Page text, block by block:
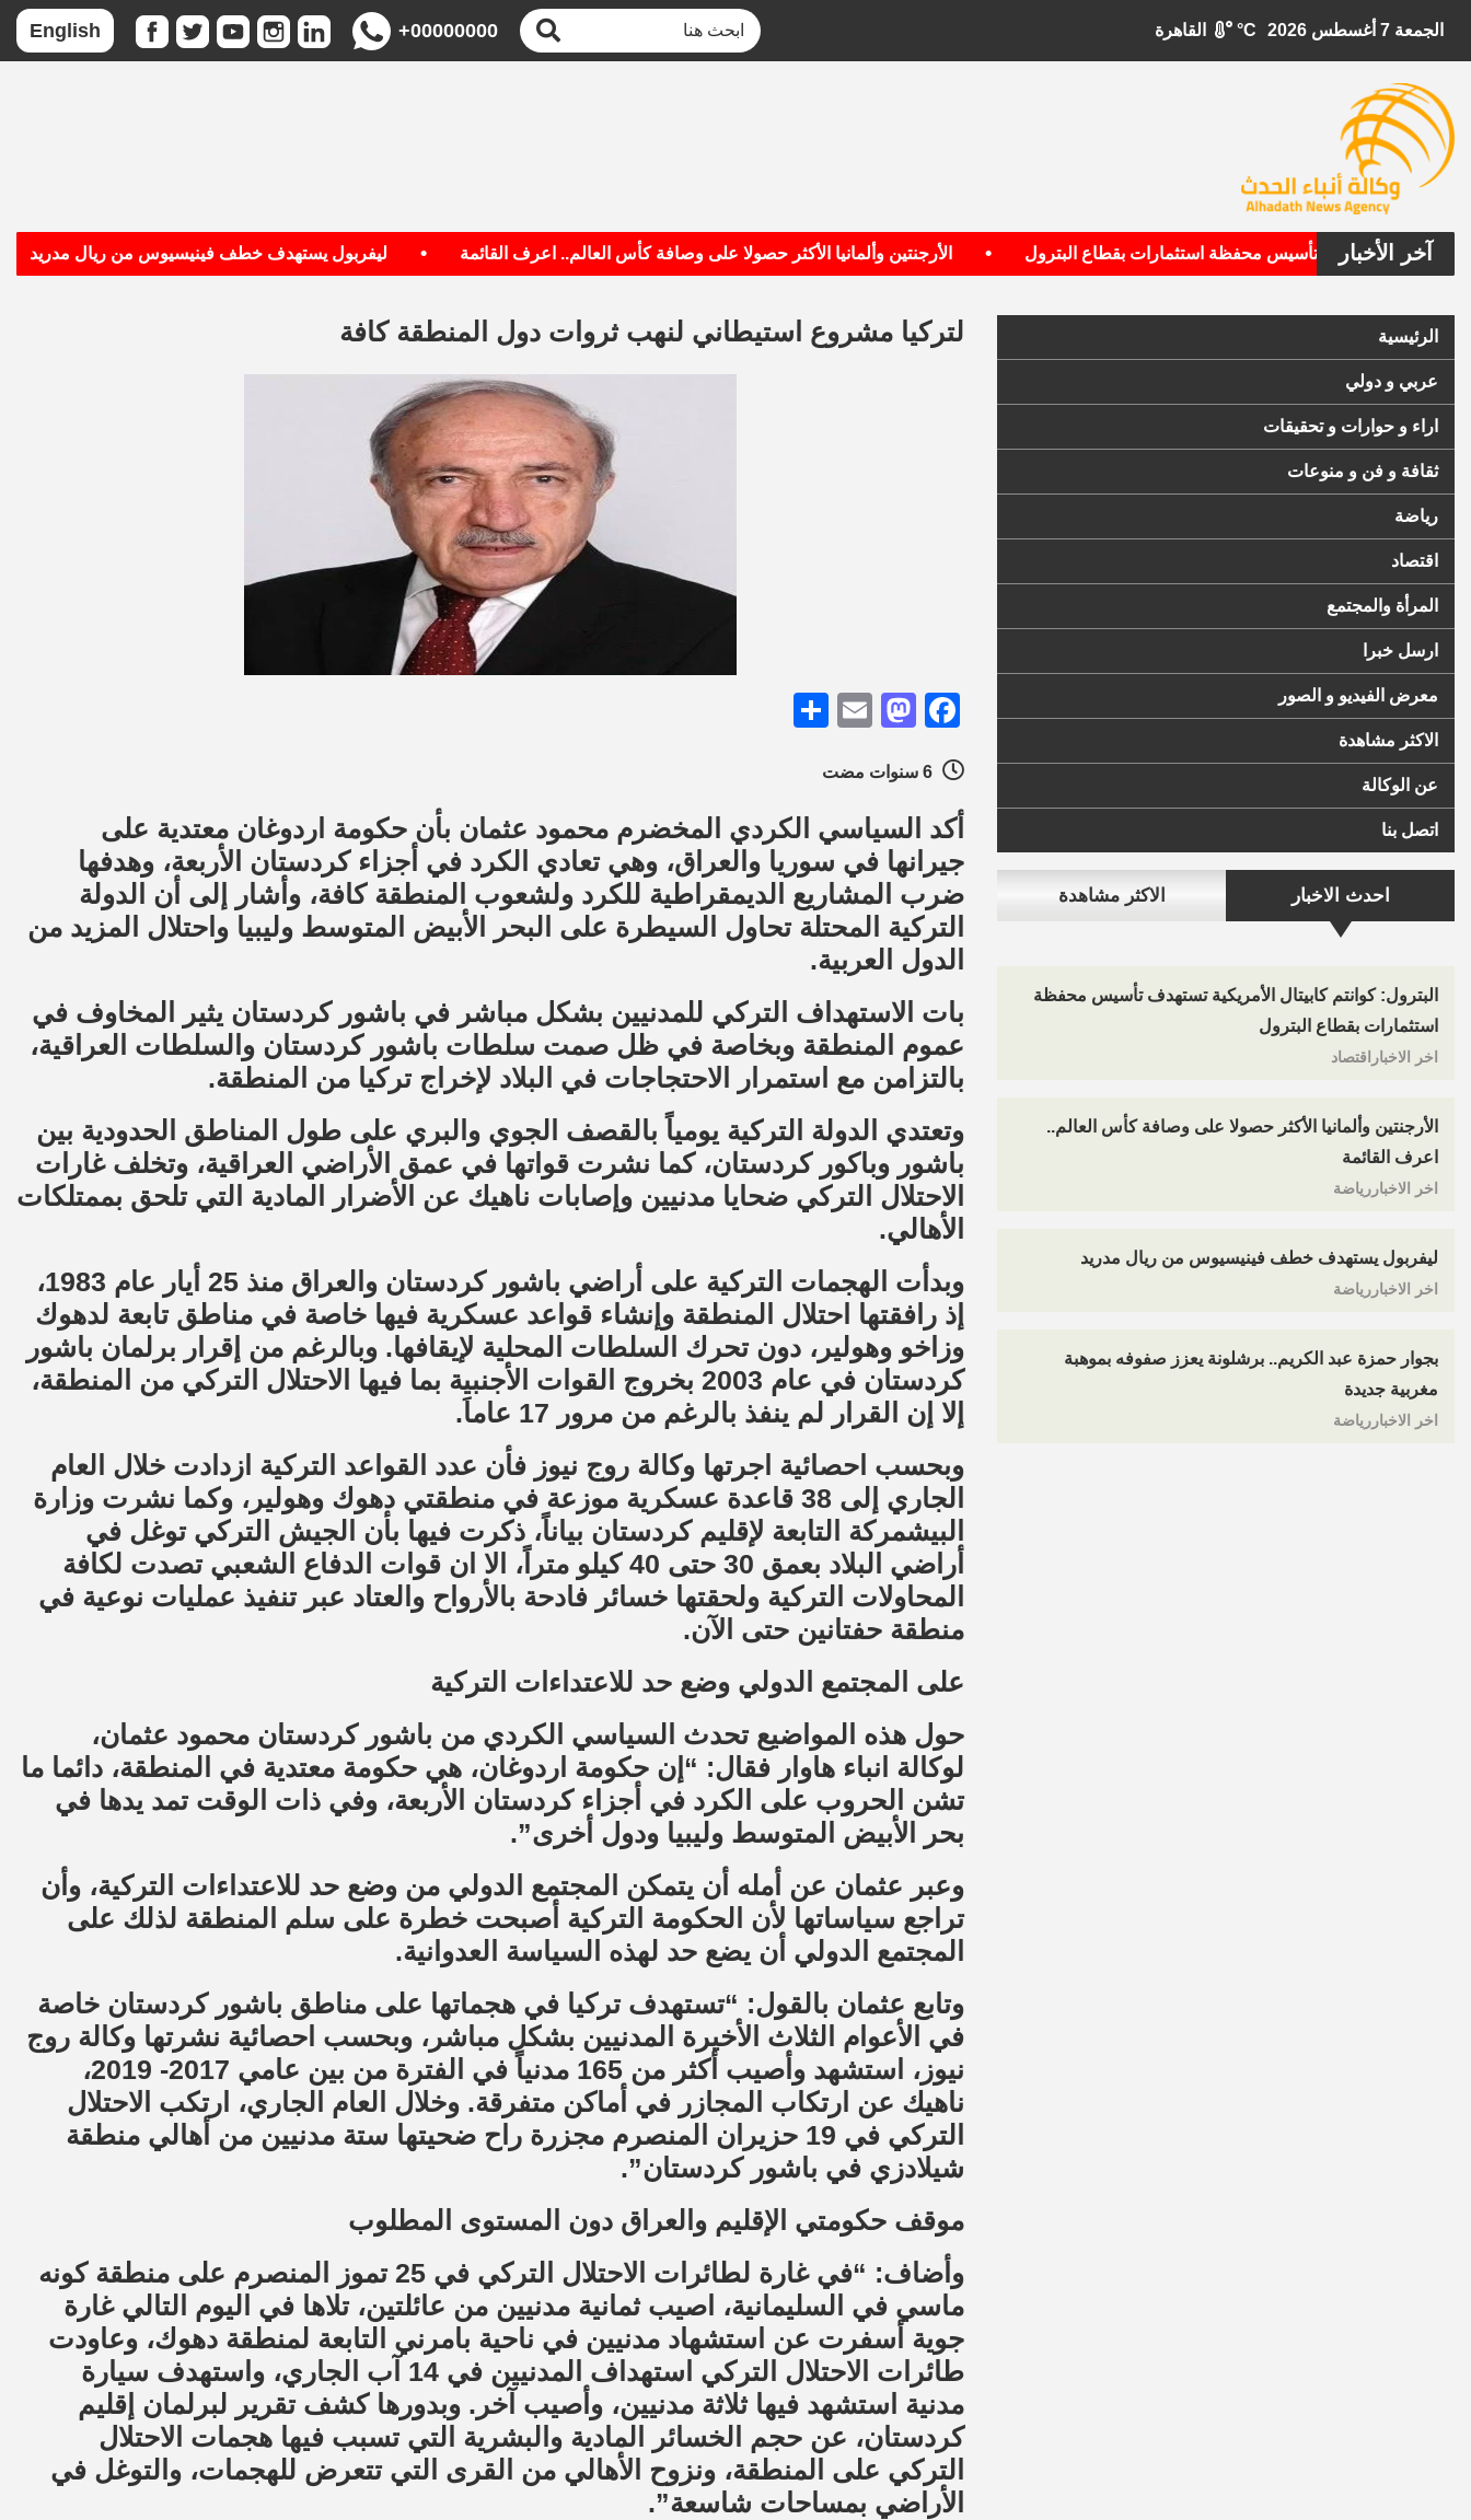
الجمعة 7 أغسطس 2026 °C
+00000000
English
آخر الأخبار
تستهدف تأسيس محفظة استثمارات بقطاع البترول • الأرجنتين وألمانيا الأكثر حصولا على وصافة كأس العالم.. اعرف القائمة • ليفربول يستهدف خطف فينيسيوس من ريال مدريد •
الرئيسية
عربي و دولي
اراء و حوارات و تحقيقات
ثقافة و فن و منوعات
رياضة
اقتصاد
المرأة والمجتمع
ارسل خبرا
معرض الفيديو و الصور
الاكثر مشاهدة
عن الوكالة
اتصل بنا
احدث الاخبار الاكثر مشاهدة
البترول: كوانتم كابيتال الأمريكية تستهدف تأسيس محفظة
استثمارات بقطاع البترول
اخر الاخباراقتصاد
الأرجنتين وألمانيا الأكثر حصولا على وصافة كأس العالم..
اعرف القائمة
اخر الاخباررياضة
ليفربول يستهدف خطف فينيسيوس من ريال مدريد
اخر الاخباررياضة
بجوار حمزة عبد الكريم.. برشلونة يعزز صفوفه بموهبة
مغربية جديدة
اخر الاخباررياضة
لتركيا مشروع استيطاني لنهب ثروات دول المنطقة كافة
Facebook
Mastodon
Email
أكد السياسي الكردي المخضرم محمود عثمان بأن حكومة اردوغان معتدية على
جيرانها في سوريا والعراق، وهي تعادي الكرد في أجزاء كردستان الأربعة، وهدفها
ضرب المشاريع الديمقراطية للكرد ولشعوب المنطقة كافة، وأشار إلى أن الدولة
التركية المحتلة تحاول السيطرة على البحر الأبيض المتوسط وليبيا واحتلال المزيد من
الدول العربية.
بات الاستهداف التركي للمدنيين بشكل مباشر في باشور كردستان يثير المخاوف في
عموم المنطقة وبخاصة في ظل صمت سلطات باشور كردستان والسلطات العراقية،
بالتزامن مع استمرار الاحتجاجات في البلاد لإخراج تركيا من المنطقة.
وتعتدي الدولة التركية يومياً بالقصف الجوي والبري على طول المناطق الحدودية بين
باشور وباكور كردستان، كما نشرت قواتها في عمق الأراضي العراقية، وتخلف غارات
الاحتلال التركي ضحايا مدنيين وإصابات ناهيك عن الأضرار المادية التي تلحق بممتلكات
الأهالي.
وبدأت الهجمات التركية على أراضي باشور كردستان والعراق منذ 25 أيار عام 1983،
إذ رافقتها احتلال المنطقة وإنشاء قواعد عسكرية فيها خاصة في مناطق تابعة لدهوك
وزاخو وهولير، دون تحرك السلطات المحلية لإيقافها. وبالرغم من إقرار برلمان باشور
كردستان في عام 2003 بخروج القوات الأجنبية بما فيها الاحتلال التركي من المنطقة،
إلا إن القرار لم ينفذ بالرغم من مرور 17 عاماَ.
وبحسب احصائية اجرتها وكالة روج نيوز فأن عدد القواعد التركية ازدادت خلال العام
الجاري إلى 38 قاعدة عسكرية موزعة في منطقتي دهوك وهولير، وكما نشرت وزارة
البيشمركة التابعة لإقليم كردستان بياناً، ذكرت فيها بأن الجيش التركي توغل في
أراضي البلاد بعمق 30 حتى 40 كيلو متراً، الا ان قوات الدفاع الشعبي تصدت لكافة
المحاولات التركية ولحقتها خسائر فادحة بالأرواح والعتاد عبر تنفيذ عمليات نوعية في
منطقة حفتانين حتى الآن.
على المجتمع الدولي وضع حد للاعتداءات التركية
حول هذه المواضيع تحدث السياسي الكردي من باشور كردستان محمود عثمان،
لوكالة انباء هاوار فقال: “إن حكومة اردوغان، هي حكومة معتدية في المنطقة، دائما ما
تشن الحروب على الكرد في أجزاء كردستان الأربعة، وفي ذات الوقت تمد يدها في
بحر الأبيض المتوسط وليبيا ودول أخرى”.
وعبر عثمان عن أمله أن يتمكن المجتمع الدولي من وضع حد للاعتداءات التركية، وأن
تراجع سياساتها لأن الحكومة التركية أصبحت خطرة على سلم المنطقة لذلك على
المجتمع الدولي أن يضع حد لهذه السياسة العدوانية.
وتابع عثمان بالقول: “تستهدف تركيا في هجماتها على مناطق باشور كردستان خاصة
في الأعوام الثلاث الأخيرة المدنيين بشكل مباشر، وبحسب احصائية نشرتها وكالة روج
نيوز، استشهد وأصيب أكثر من 165 مدنياً في الفترة من بين عامي 2017- 2019،
ناهيك عن ارتكاب المجازر في أماكن متفرقة. وخلال العام الجاري، ارتكب الاحتلال
التركي في 19 حزيران المنصرم مجزرة راح ضحيتها ستة مدنيين من أهالي منطقة
شيلادزي في باشور كردستان”.
موقف حكومتي الإقليم والعراق دون المستوى المطلوب
وأضاف: “في غارة لطائرات الاحتلال التركي في 25 تموز المنصرم على منطقة كونه
ماسي في السليمانية، اصيب ثمانية مدنيين من عائلتين، تلاها في اليوم التالي غارة
جوية أسفرت عن استشهاد مدنيين في ناحية بامرني التابعة لمنطقة دهوك، وعاودت
طائرات الاحتلال التركي استهداف المدنيين في 14 آب الجاري، واستهدف سيارة
مدنية استشهد فيها ثلاثة مدنيين، وأصيب آخر. وبدورها كشف تقرير لبرلمان إقليم
كردستان، عن حجم الخسائر المادية والبشرية التي تسبب فيها هجمات الاحتلال
التركي على المنطقة، ونزوح الأهالي من القرى التي تتعرض للهجمات، والتوغل في
الأراضي بمساحات شاسعة”.